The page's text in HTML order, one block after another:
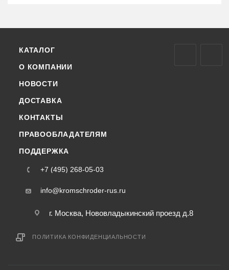
КАТАЛОГ
О КОМПАНИИ
НОВОСТИ
ДОСТАВКА
КОНТАКТЫ
ПРАВООБЛАДАТЕЛЯМ
ПОДДЕРЖКА
+7 (495) 268-05-03
info@kromschroder-rus.ru
г. Москва, Нововладыкинский проезд д.8
ПОЛИТИКА КОНФИДЕНЦИАЛЬНОСТИ